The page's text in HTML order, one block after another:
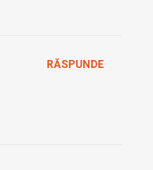
RĂSPUNDE